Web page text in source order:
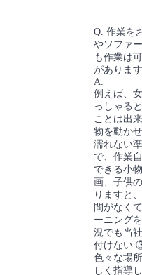
Q. 作業を
やソファ
も作業は
がありま
A.
例えば、
っしゃる
ことは出
物を動か
濡れない
で、作業
できる小
画、子供
りますと
間がなく
ーニング
況でも当
付けない
色々な場
しく指導